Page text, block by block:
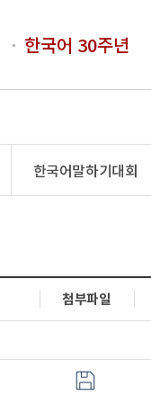
한국어 30주년
한국어말하기대회
첨부파일